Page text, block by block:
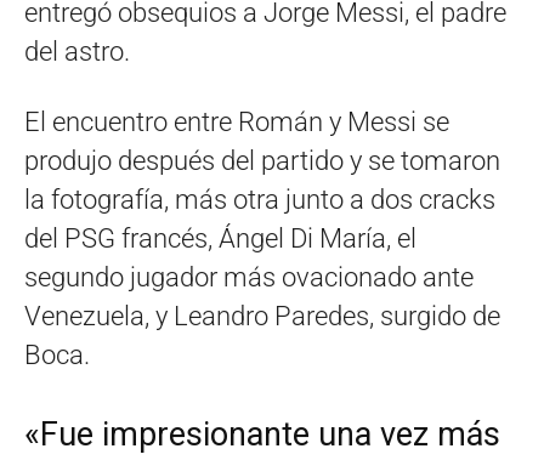
entregó obsequios a Jorge Messi, el padre
del astro.
El encuentro entre Román y Messi se
produjo después del partido y se tomaron
la fotografía, más otra junto a dos cracks
del PSG francés, Ángel Di María, el
segundo jugador más ovacionado ante
Venezuela, y Leandro Paredes, surgido de
Boca.
«Fue impresionante una vez más